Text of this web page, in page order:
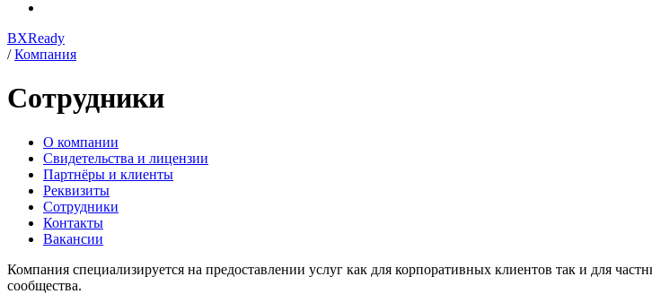
BXReady
/ Компания
Сотрудники
О компании
Свидетельства и лицензии
Партнёры и клиенты
Реквизиты
Сотрудники
Контакты
Вакансии
Компания специализируется на предоставлении услуг как для корпоративных клиентов так и для
сообщества.